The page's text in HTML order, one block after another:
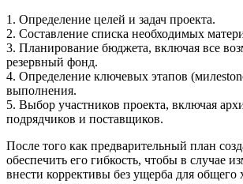
1. Определение целей и задач проекта.
2. Составление списка необходимых
3. Планирование бюджета, включая все
резервный фонд.
4. Определение ключевых этапов
выполнения.
5. Выбор участников проекта, включая
подрядчиков и поставщиков.
После того как предварительный план
обеспечить его гибкость, чтобы в случае
внести коррективы без ущерба для общего